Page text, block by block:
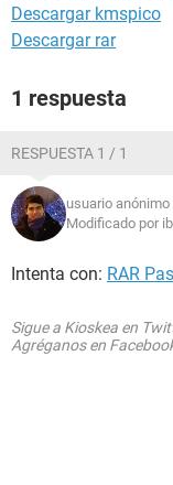
Descargar kmspico
Descargar rar
1 respuesta
RESPUESTA 1 / 1
usuario anónimo
Modificado por
Intenta con: RAR
Sigue a Kioskea en
Agréganos en